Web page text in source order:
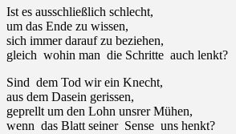
Ist es ausschließlich schlecht,
um das Ende zu wissen,
sich immer darauf zu beziehen,
gleich wohin man die Schritte auch lenkt?
Sind dem Tod wir ein Knecht,
aus dem Dasein gerissen,
geprellt um den Lohn unsrer Mühen,
wenn das Blatt seiner Sense uns henkt?